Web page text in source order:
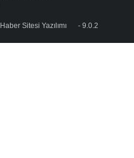
Haber Sitesi Yazılımı - 9.0.2